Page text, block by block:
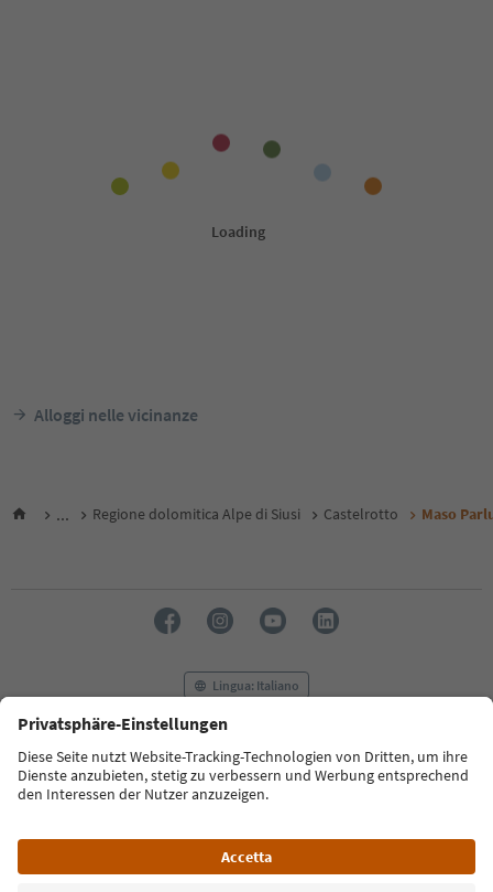
Alloggi nelle vicinanze
... Regione dolomitica Alpe di Siusi Castelrotto Maso
Lingua: Italiano
FAQ Contatti Press MICE
Privacy Policy
Termini e condizioni
Crediti
Cookie Policy
Alto Adige B2B